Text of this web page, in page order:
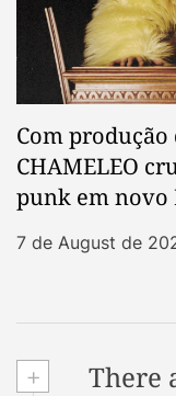
Com
CHAMELEO
punk em novo
7 de August de
+ There